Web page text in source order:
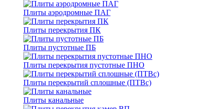
Плиты аэродромные ПАГ
Плиты перекрытия ПК
Плиты пустотные ПБ
Плиты перекрытия пустотные ПНО
Плиты перекрытий сплошные (ПТВс)
Плиты канальные